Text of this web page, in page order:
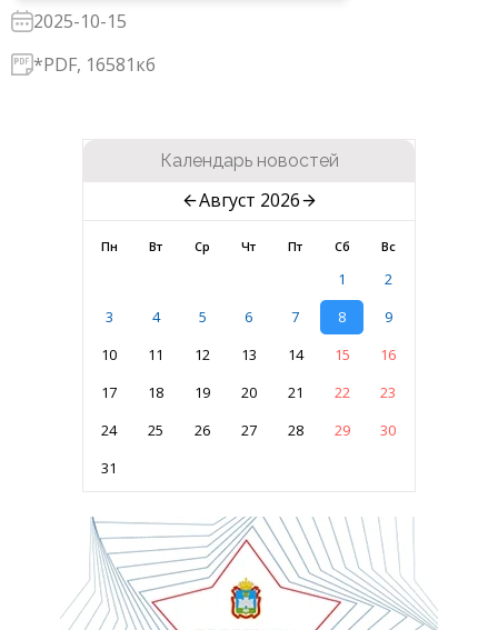
2025-10-15
*PDF, 16581кб
Календарь новостей
Август 2026
Пн Вт Ср Чт Пт Сб Вс
1
2
3
4 5 6 7 8
9
10
11 12 13 14 15
16
17
18 19 20 21 22
23
24
25 26 27 28 29
30
31